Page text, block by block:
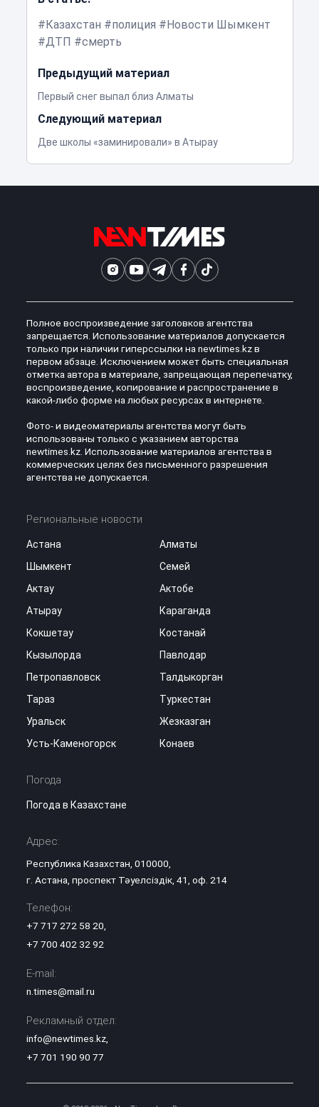
Казахстан
полиция
Новости Шымкент
ДТП
смерть
Предыдущий материал
Первый снег выпал близ Алматы
Следующий материал
Две школы «заминировали» в Атырау
Полное воспроизведение заголовков агентства
запрещается. Использование материалов допускается
только при наличии гиперссылки на newtimes.kz в
первом абзаце. Исключением может быть специальная
отметка автора в материале, запрещающая перепечатку,
воспроизведение, копирование и распространение в
какой-либо форме на любых ресурсах в интернете.
Фото- и видеоматериалы агентства могут быть
использованы только с указанием авторства
newtimes.kz. Использование материалов агентства в
коммерческих целях без письменного разрешения
агентства не допускается.
Региональные новости
Астана
Алматы
Шымкент
Семей
Актау
Актобе
Атырау
Караганда
Кокшетау
Костанай
Кызылорда
Павлодар
Петропавловск
Талдыкорган
Тараз
Туркестан
Уральск
Жезказган
Усть-Каменогорск
Конаев
Погода
Погода в Казахстане
Адрес:
Республика Казахстан, 010000,
г. Астана, проспект Тәуелсіздік, 41, оф. 214
Телефон:
+7 717 272 58 20,
+7 700 402 32 92
E-mail:
n.times@mail.ru
Рекламный отдел:
info@newtimes.kz,
+7 701 190 90 77